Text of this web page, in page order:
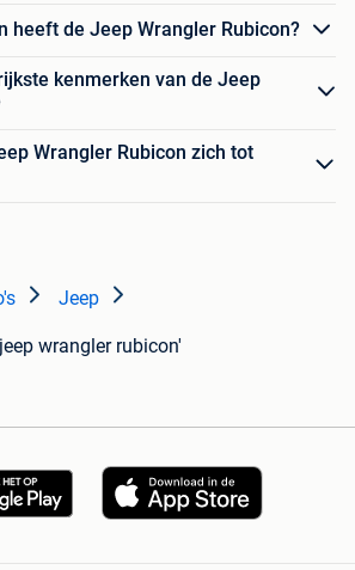
heeft de Jeep Wrangler Rubicon?
kenmerken van de Jeep
Wrangler Rubicon zich tot
Jeep
wrangler rubicon'